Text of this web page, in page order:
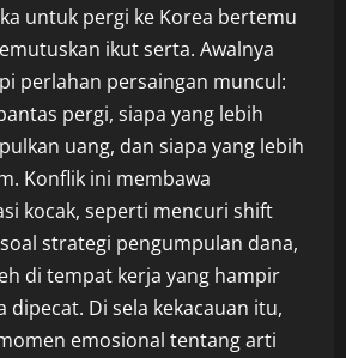
untuk pergi ke Korea bertemu
ikut serta. Awalnya
perlahan persaingan muncul:
pergi, siapa yang lebih
uang, dan siapa yang lebih
Konflik ini membawa
kocak, seperti mencuri shift
strategi pengumpulan dana,
di tempat kerja yang hampir
dipecat. Di sela kekacauan itu,
emosional tentang arti